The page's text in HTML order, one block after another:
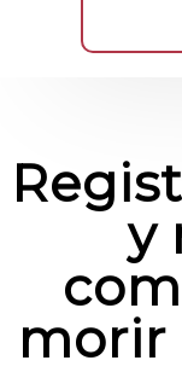
y
morir